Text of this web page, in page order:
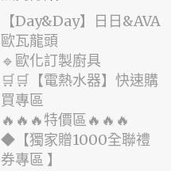
️【Day&Day】️日日&AVA
歐瓦龍頭
🔹歐化訂製廚具
🛒🛒【電熱水器】快速購
買專區
🔥🔥🔥特價區🔥🔥🔥
◆【獨家贈1000全聯禮
券專區 】